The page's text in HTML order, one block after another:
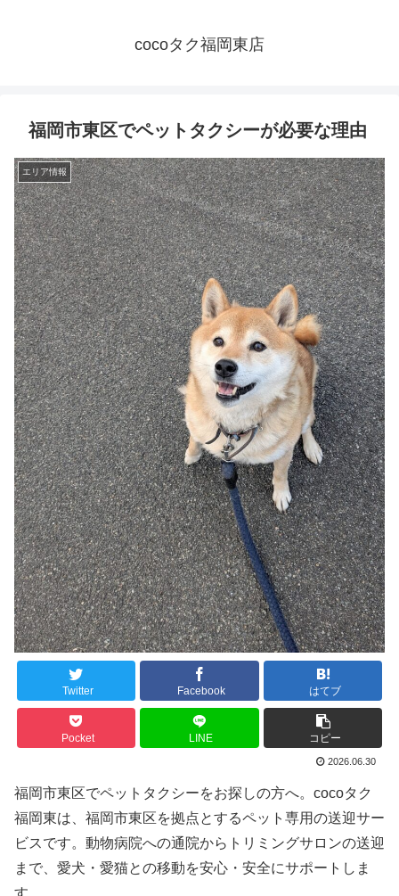
cocoタク福岡東店
福岡市東区でペットタクシーが必要な理由
エリア情報
Twitter Facebook はてブ
Pocket LINE コピー
2026.06.30
福岡市東区でペットタクシーをお探しの方へ。cocoタク
福岡東は、福岡市東区を拠点とするペット専用の送迎サー
ビスです。動物病院への通院からトリミングサロンの送迎
まで、愛犬・愛猫との移動を安心・安全にサポートしま
す。